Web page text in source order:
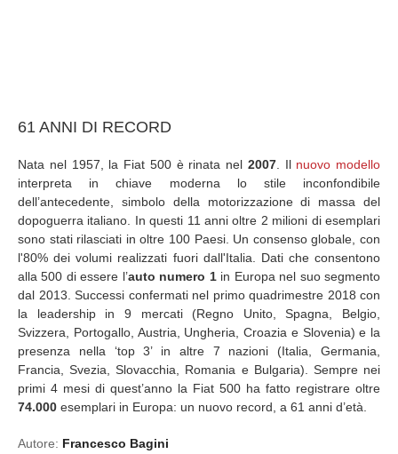
61 ANNI DI RECORD
Nata nel 1957, la Fiat 500 è rinata nel 2007. Il nuovo modello
interpreta in chiave moderna lo stile inconfondibile
dell’antecedente, simbolo della motorizzazione di massa del
dopoguerra italiano. In questi 11 anni oltre 2 milioni di esemplari
sono stati rilasciati in oltre 100 Paesi. Un consenso globale, con
l'80% dei volumi realizzati fuori dall'Italia. Dati che consentono
alla 500 di essere l’auto numero 1in Europa nel suo segmento
dal 2013. Successi confermati nel primo quadrimestre 2018 con
la leadership in 9 mercati (Regno Unito, Spagna, Belgio,
Svizzera, Portogallo, Austria, Ungheria, Croazia e Slovenia) e la
presenza nella ‘top 3’ in altre 7 nazioni (Italia, Germania,
Francia, Svezia, Slovacchia, Romania e Bulgaria). Sempre nei
primi 4 mesi di quest’anno la Fiat 500 ha fatto registrare oltre
74.000 esemplari in Europa: un nuovo record, a 61 anni d’età.
Autore: Francesco Bagini